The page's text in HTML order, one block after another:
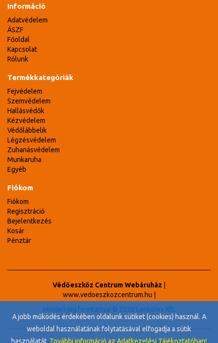
Információ
Adatvédelem
ÁSZF
Főoldal
Kapcsolat
Rólunk
Termékkategóriák
Fejvédelem
Szemvédelem
Hallásvédők
Kézvédelem
Védőlábbelik
Légzésvédelem
Zuhanásvédelem
Munkaruha
Egyéb
Fiókom
Fiókom
Regisztráció
Bejelentkezés
Kosár
Pénztár
Védőeszköz Centrum Webáruház
www.vedoeszkozcentrum.hu
Minden jog fenntartva! © 2026 Lenkolex Kft.
A jobb működés érdekében oldalunk sütiket (cookies) használ. A
weboldal használatának folytatásával elfogadja a sütik
használatát.További információ az Adatkezelési Tájékoztatóban!